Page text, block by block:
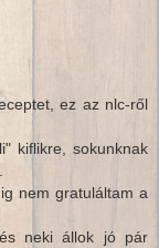
ez az nlc-ről
kiflikre, sokunknak
nem gratuláltam a
neki állok jó pár